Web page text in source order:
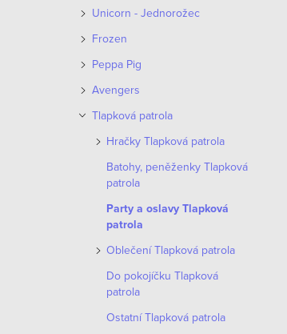
n
n
Unicorn - Jednorožec
Frozen
Peppa Pig
Avengers
Tlapková patrola
Hračky Tlapková patrola
Batohy, peněženky Tlapková
patrola
Party a oslavy Tlapková
patrola
Oblečení Tlapková patrola
Do pokojíčku Tlapková
patrola
Ostatní Tlapková patrola